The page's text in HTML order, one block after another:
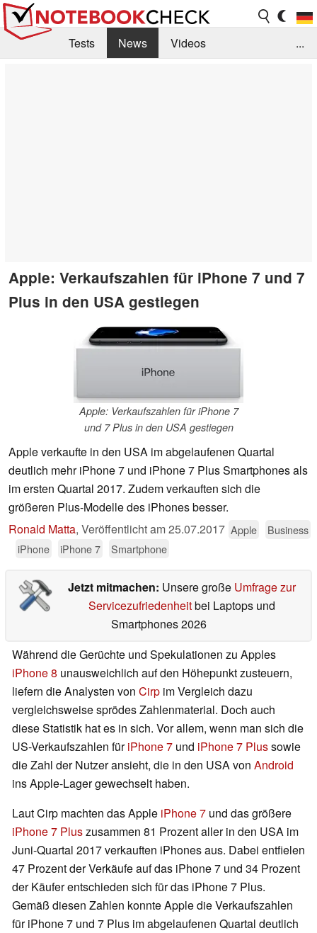
Tests News
Videos
...
Apple: Verkaufszahlen für iPhone 7 und 7
Plus in den USA gestiegen
Apple: Verkaufszahlen für iPhone 7
und 7 Plus in den USA gestiegen
Apple verkaufte in den USA im abgelaufenen Quartal
deutlich mehr iPhone 7 und iPhone 7 Plus Smartphones als
im ersten Quartal 2017. Zudem verkauften sich die
größeren Plus-Modelle des iPhones besser.
Ronald Matta, Veröffentlicht am25.07.2017 Apple
Business
iPhone
iPhone 7 Smartphone
Jetzt mitmachen: Unsere große Umfrage zur
Servicezufriedenheitbei Laptops und
Smartphones 2026
Während die Gerüchte und Spekulationen zu Apples
iPhone 8 unausweichlich auf den Höhepunkt zusteuern,
liefern die Analysten von Cirp im Vergleich dazu
vergleichsweise sprödes Zahlenmaterial. Doch auch
diese Statistik hat es in sich. Vor allem, wenn man sich die
US-Verkaufszahlen füriPhone 7 und iPhone 7 Plussowie
die Zahl der Nutzer ansieht, die in den USA von Android
ins Apple-Lager gewechselt haben.
Laut Cirp machten das Apple iPhone 7 und das größere
iPhone 7 Pluszusammen 81 Prozent aller in den USA im
Juni-Quartal 2017 verkauften iPhones aus. Dabei entfielen
47 Prozent der Verkäufe auf das iPhone 7 und 34 Prozent
der Käufer entschieden sich für das iPhone 7 Plus.
Gemäß diesen Zahlen konnte Apple die Verkaufszahlen
für iPhone 7 und 7 Plus im abgelaufenen Quartal deutlich